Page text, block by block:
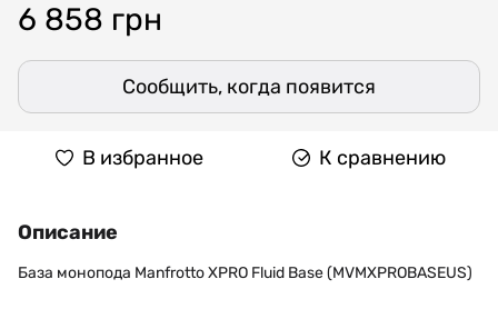
6 858 грн
Сообщить, когда появится
В избранное К сравнению
Описание
База монопода Manfrotto XPRO Fluid Base (MVMXPROBASEUS)